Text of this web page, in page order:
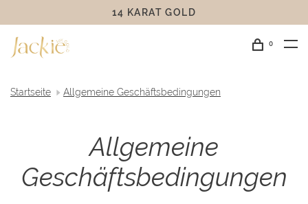
14 KARAT GOLD
0
Startseite Allgemeine Geschäftsbedingungen
Allgemeine
Geschäftsbedingungen